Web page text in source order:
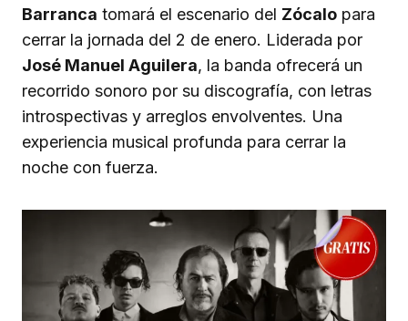
Barranca tomará el escenario del Zócalo para
cerrar la jornada del 2 de enero. Liderada por
José Manuel Aguilera, la banda ofrecerá un
recorrido sonoro por su discografía, con letras
introspectivas y arreglos envolventes. Una
experiencia musical profunda para cerrar la
noche con fuerza.